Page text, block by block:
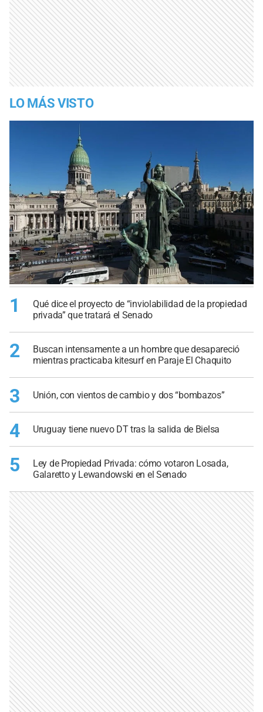
LO MÁS VISTO
1
Qué dice el proyecto de “inviolabilidad de la propiedad
privada” que tratará el Senado
2
Buscan intensamente a un hombre que desapareció
mientras practicaba kitesurf en Paraje El Chaquito
3 Unión, con vientos de cambio y dos “bombazos”
4 Uruguay tiene nuevo DT tras la salida de Bielsa
5
Ley de Propiedad Privada: cómo votaron Losada,
Galaretto y Lewandowski en el Senado